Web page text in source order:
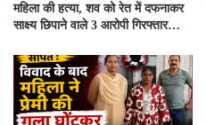
महिला की हत्या, शव को रेत में दफनाकर
साक्ष्य छिपाने वाले 3 आरोपी गिरफ्तार…